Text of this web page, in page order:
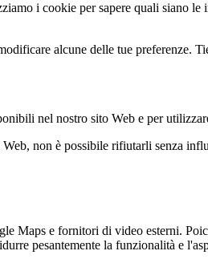
i cookie per sapere quali siano
alcune delle tue preferenze.
nel nostro sito Web e per
non è possibile rifiutarli senza
Maps e fornitori di video esterni.
pesantemente la funzionalità e